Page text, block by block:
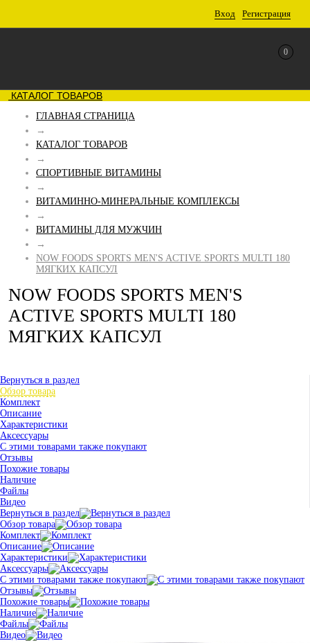
Вход Регистрация
0
КАТАЛОГ ТОВАРОВ
ГЛАВНАЯ СТРАНИЦА
→
КАТАЛОГ ТОВАРОВ
→
СПОРТИВНЫЕ ВИТАМИНЫ
→
ВИТАМИННО-МИНЕРАЛЬНЫЕ КОМПЛЕКСЫ
→
ВИТАМИНЫ ДЛЯ МУЖЧИН
→
NOW FOODS SPORTS MEN'S ACTIVE SPORTS MULTI 180
МЯГКИХ КАПСУЛ
NOW FOODS SPORTS MEN'S
ACTIVE SPORTS MULTI 180
МЯГКИХ КАПСУЛ
Вернуться в раздел
Обзор товара
Комплект
Описание
Характеристики
Аксессуары
С этими товарами также покупают
Отзывы
Похожие товары
Наличие
Файлы
Видео
Вернуться в раздел
Обзор товара
Комплект
Описание
Характеристики
Аксессуары
С этими товарами также покупают
Отзывы
Похожие товары
Наличие
Файлы
Видео